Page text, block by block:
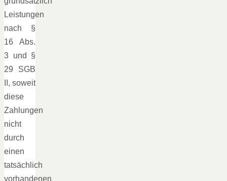
Leistungen
nach §
16 Abs.
3 und §
29 SGB
II, soweit
diese
Zahlungen
nicht
durch
einen
tatsächlich
vorhandenen